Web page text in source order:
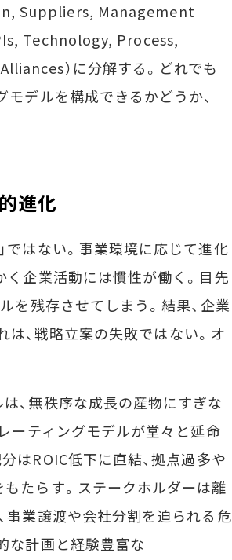
Suppliers, Management
Technology, Process,
）に分解する。どれでも
デルを構成できるかどうか、
進化
はない。事業環境に応じて進化
く企業活動には慣性が働く。目先
を残存させてしまう。結果、企業
は、戦略立案の失敗ではない。オ
、無秩序な成長の産物にすぎな
ーティングモデルが堂々と延命
はROIC低下に直結、拠点過多や
たらす。ステークホルダーは離
事業譲渡や会社分割を迫られる危
な計画と経験豊富な